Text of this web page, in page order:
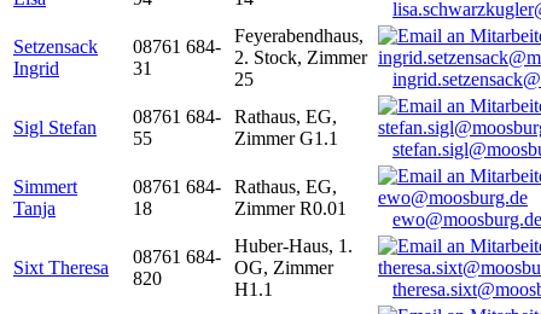
Setzensack
Ingrid
08761 684-
31
Feyerabendhaus,
2. Stock, Zimmer
25
Sigl Stefan
08761 684-
55
Rathaus, EG,
Zimmer G1.1
Simmert
Tanja
08761 684-
18
Rathaus, EG,
Zimmer R0.01
ewo@moosburg.de
Sixt Theresa
08761 684-
820
Huber-Haus, 1.
OG, Zimmer
H1.1